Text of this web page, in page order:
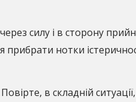
силу і в сторону
нотки
в складній